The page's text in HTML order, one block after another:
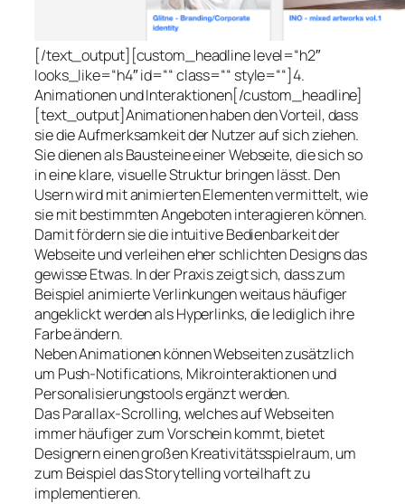
[/text_output][custom_headline level=“h2″
looks_like=“h4″ id=““ class=““ style=““]4.
Animationen und Interaktionen[/custom_headline]
[text_output]Animationen haben den Vorteil, dass
sie die Aufmerksamkeit der Nutzer auf sich ziehen.
Sie dienen als Bausteine einer Webseite, die sich so
in eine klare, visuelle Struktur bringen lässt. Den
Usern wird mit animierten Elementen vermittelt, wie
sie mit bestimmten Angeboten interagieren können.
Damit fördern sie die intuitive Bedienbarkeit der
Webseite und verleihen eher schlichten Designs das
gewisse Etwas. In der Praxis zeigt sich, dass zum
Beispiel animierte Verlinkungen weitaus häufiger
angeklickt werden als Hyperlinks, die lediglich ihre
Farbe ändern.
Neben Animationen können Webseiten zusätzlich
um Push-Notifications, Mikrointeraktionen und
Personalisierungstools ergänzt werden.
Das Parallax-Scrolling, welches auf Webseiten
immer häufiger zum Vorschein kommt, bietet
Designern einen großen Kreativitätsspielraum, um
zum Beispiel das Storytelling vorteilhaft zu
implementieren.